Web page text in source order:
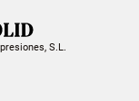
S.L.